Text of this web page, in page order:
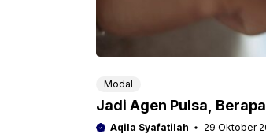
Modal
Jadi Agen Pulsa,
Aqila Syafatilah 29 Oktober